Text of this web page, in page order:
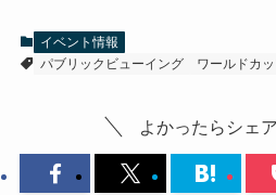
パブリックビューイング
ワールドカ